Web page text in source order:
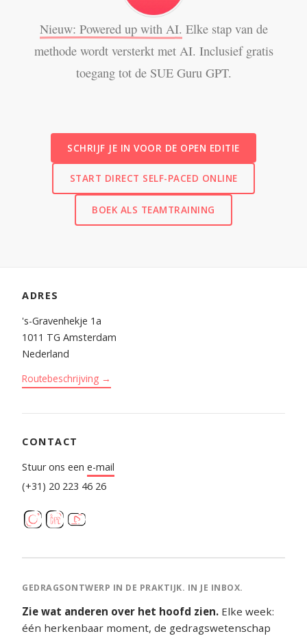
Nieuw: Powered up with AI. Elke stap van de
methode wordt versterkt met AI. Inclusief gratis
toegang tot de SUE Guru GPT.
SCHRIJF JE IN VOOR DE OPEN EDITIE
START DIRECT SELF-PACED ONLINE
BOEK ALS TEAMTRAINING
ADRES
's-Gravenhekje 1a
1011 TG Amsterdam
Nederland
Routebeschrijving →
CONTACT
Stuur ons een e-mail
(+31) 20 223 46 26
GEDRAGSONTWERP IN DE PRAKTIJK. IN JE INBOX.
Zie wat anderen over het hoofd zien. Elke week:
één herkenbaar moment, de gedragswetenschap